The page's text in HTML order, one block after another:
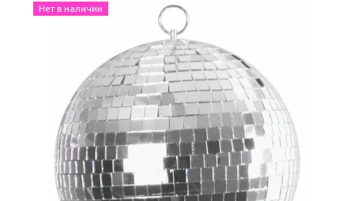
Нет в наличии